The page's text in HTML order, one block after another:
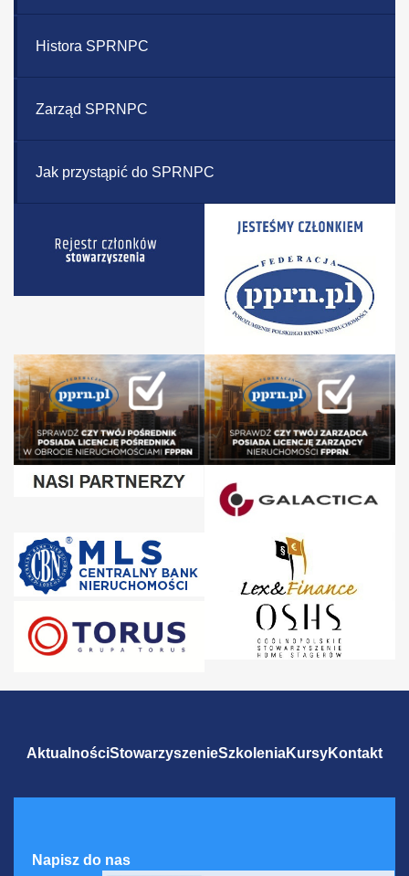
Histora SPRNPC
Zarząd SPRNPC
Jak przystąpić do SPRNPC
AktualnościStowarzyszenieSzkoleniaKursyKontakt
Napisz do nas